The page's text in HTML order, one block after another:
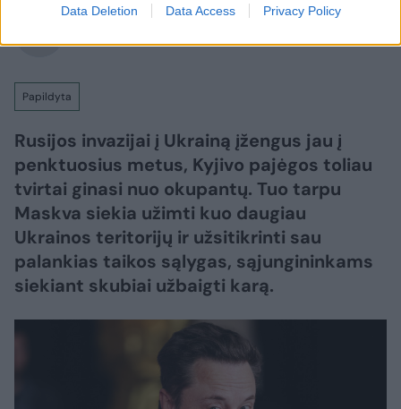
Data Deletion Data Access Privacy Policy
Papildyta
Rusijos invazijai į Ukrainą įžengus jau į
penktuosius metus, Kyjivo pajėgos toliau
tvirtai ginasi nuo okupantų. Tuo tarpu
Maskva siekia užimti kuo daugiau
Ukrainos teritorijų ir užsitikrinti sau
palankias taikos sąlygas, sąjungininkams
siekiant skubiai užbaigti karą.​​​​​​​​​​​​​​​​​​​​​​​​​​​